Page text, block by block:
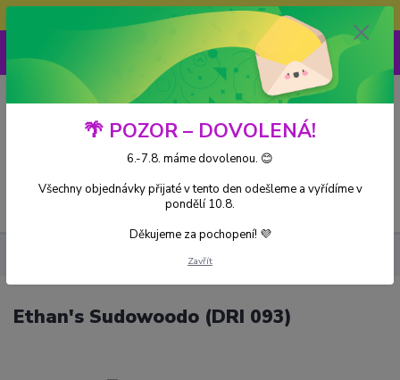
Doprava ZDARMA při nákupu nad 3000Kč
Menu
0 Kč
Ethan's Sudowoodo (DRI 093)
Ethan's Sudowoodo (DRI 093)
🌴 POZOR – DOVOLENÁ!
6.-7.8. máme dovolenou. 😊
Všechny objednávky přijaté v tento den odešleme a vyřídíme v
pondělí 10.8.
Děkujeme za pochopení! 💜
Zavřít